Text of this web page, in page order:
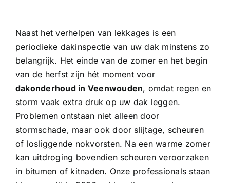
Naast het verhelpen van lekkages is een
periodieke dakinspectie van uw dak minstens zo
belangrijk. Het einde van de zomer en het begin
van de herfst zijn hét moment voor
dakonderhoud in Veenwouden, omdat regen en
storm vaak extra druk op uw dak leggen.
Problemen ontstaan niet alleen door
stormschade, maar ook door slijtage, scheuren
of losliggende nokvorsten. Na een warme zomer
kan uitdroging bovendien scheuren veroorzaken
in bitumen of kitnaden. Onze professionals staan